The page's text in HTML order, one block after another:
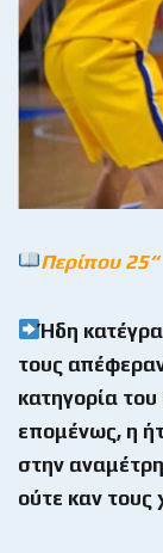
Περίπου 25“
Ήδη
τους
κατηγορία
επομένως, η
στην
ούτε καν τους